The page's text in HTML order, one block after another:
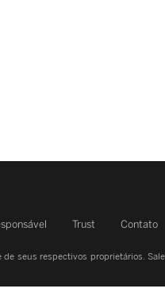
Trust Contato
seus respectivos proprietários.